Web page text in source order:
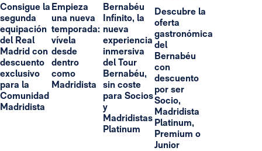
Consigue la
segunda
equipación
del Real
Madrid con
descuento
exclusivo
para la
Comunidad
Madridista
Empieza
una nueva
temporada:
vívela
desde
dentro
como
Madridista
Bernabéu
Infinito, la
nueva
experiencia
inmersiva
del Tour
Bernabéu,
sin coste
para Socios
y
Madridistas
Platinum
Descubre la
oferta
gastronómica
del
Bernabéu
con
descuento
por ser
Socio,
Madridista
Platinum,
Premium o
Junior